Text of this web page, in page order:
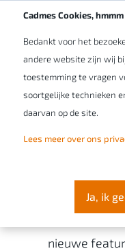
Cadmes Cookies,
Bedankt voor het
andere website zijn wij
toestemming te vragen
soortgelijke technieken
daarvan op de site.
Lees meer over ons
Ja, ik
Trainingen:
Ontdek hoe
visuele
nieuwe